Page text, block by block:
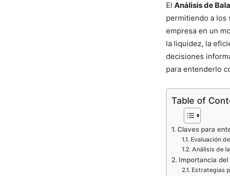
El Análisis de
permitiendo a los
empresa en un
la liquidez, la
decisiones
para entenderlo
Table of
Claves para
Evaluación
Análisis de
Importancia del
Estrategias